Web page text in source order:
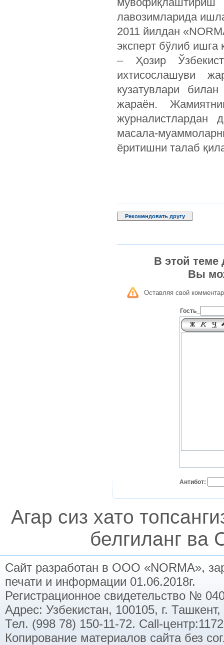
лавозимларида
2011 йилдан
эксперт бўлиб ишга
– Ҳозир
ихтисослашуви
кузатувлари
жараён.
журналистлардан
масала-
ёритишни талаб
Рекомендовать другу
В этой теме
Вы
Оставляя свой
Гость_
Антибот:
Агар сиз хато
белгиланг ва
Сайт разработан в ООО «NORMA»,
печати и информации 01.06.2018г.
Регистрационное свидетельство №
Адрес: Узбекистан, 100105, г.
Тел. (998 78) 150-11-72. Call-
Копирование материалов сайта без